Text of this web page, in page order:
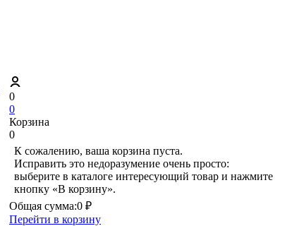
0
0
Корзина
0
К сожалению, ваша корзина пуста.
Исправить это недоразумение очень просто:
выберите в каталоге интересующий товар и нажмите
кнопку «В корзину».
Общая сумма:0 ₽
Перейти в корзину